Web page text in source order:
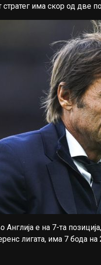
стратег има скор од две
Англија е на 7-та
лигата, има 7 бода